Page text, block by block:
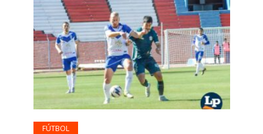
FÚTBOL